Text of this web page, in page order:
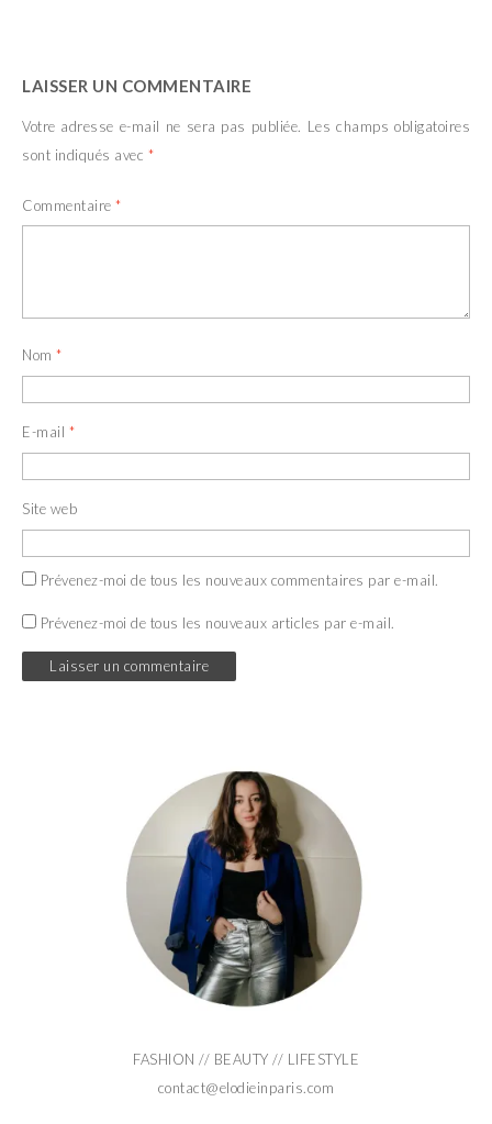
LAISSER UN COMMENTAIRE
Votre adresse e-mail ne sera pas publiée. Les champs obligatoires
sont indiqués avec *
Commentaire *
Nom *
E-mail *
Site web
Prévenez-moi de tous les nouveaux commentaires par e-mail.
Prévenez-moi de tous les nouveaux articles par e-mail.
FASHION // BEAUTY // LIFESTYLE
contact@elodieinparis.com